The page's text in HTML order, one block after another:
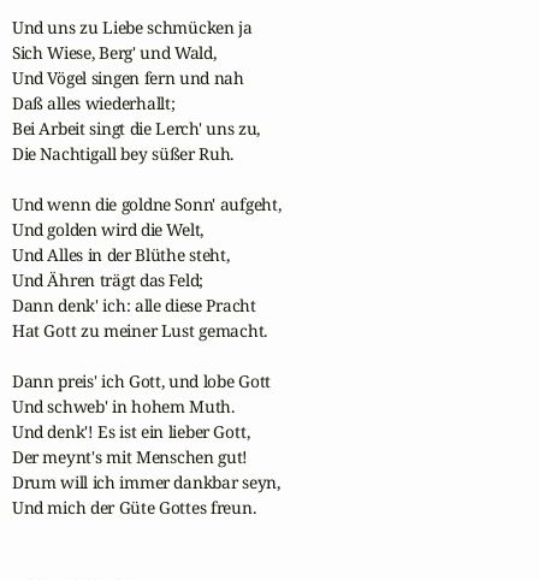
Und uns zu Liebe schmücken ja
Sich Wiese, Berg' und Wald,
Und Vögel singen fern und nah
Daß alles wiederhallt;
Bei Arbeit singt die Lerch' uns zu,
Die Nachtigall bey süßer Ruh.
Und wenn die goldne Sonn' aufgeht,
Und golden wird die Welt,
Und Alles in der Blüthe steht,
Und Ähren trägt das Feld;
Dann denk' ich: alle diese Pracht
Hat Gott zu meiner Lust gemacht.
Dann preis' ich Gott, und lobe Gott
Und schweb' in hohem Muth.
Und denk'! Es ist ein lieber Gott,
Der meynt's mit Menschen gut!
Drum will ich immer dankbar seyn,
Und mich der Güte Gottes freun.